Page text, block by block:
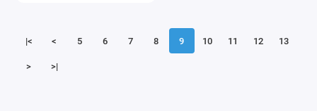
|< < 5 6 7 8 9 10 11 12 13
> >|